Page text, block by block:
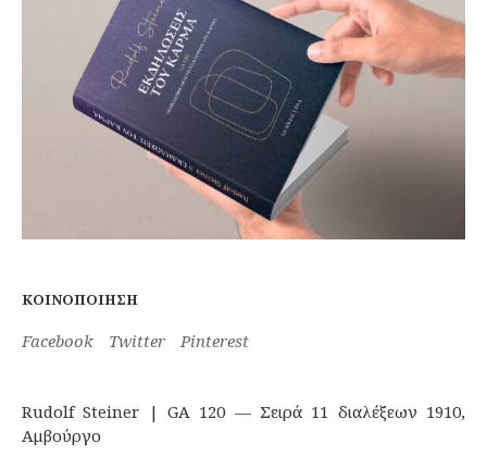
ΚΟΙΝΟΠΟΊΗΣΗ
Facebook Twitter Pinterest
Rudolf Steiner | GA 120 — Σειρά 11 διαλέξεων 1910,
Αμβούργο